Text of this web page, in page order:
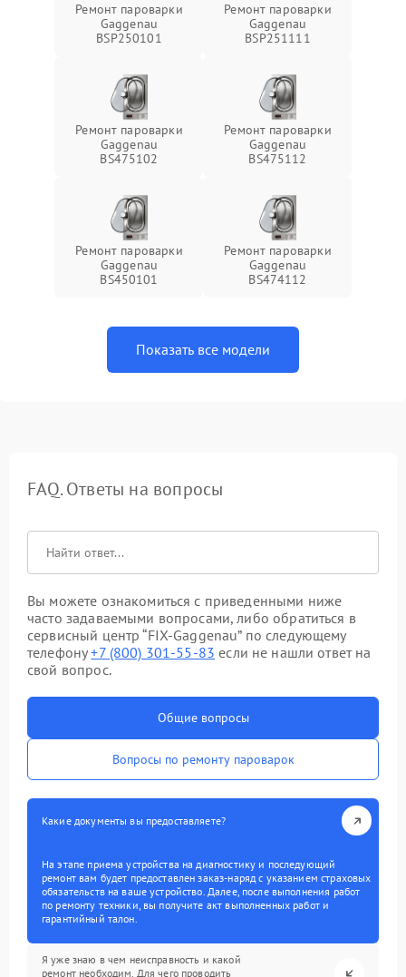
Ремонт пароварки
Gaggenau
BSP250101
Ремонт пароварки
Gaggenau
BSP251111
Ремонт пароварки
Gaggenau
BS475102
Ремонт пароварки
Gaggenau
BS475112
Ремонт пароварки
Gaggenau
BS450101
Ремонт пароварки
Gaggenau
BS474112
Показать все модели
FAQ. Ответы на вопросы
Вы можете ознакомиться с приведенными ниже
часто задаваемыми вопросами, либо обратиться в
сервисный центр “FIX-Gaggenau” по следующему
телефону+7 (800) 301-55-83 если не нашли ответ на
свой вопрос.
Общие вопросы
Вопросы по ремонту пароварок
Какие документы вы предоставляете?
На этапе приема устройства на диагностику и последующий
ремонт вам будет предоставлен заказ-наряд с указанием страховых
обязательств на ваше устройство. Далее, после выполнения работ
по ремонту техники, вы получите акт выполненных работ и
гарантийный талон.
Я уже знаю в чем неисправность и какой
ремонт необходим. Для чего проводить